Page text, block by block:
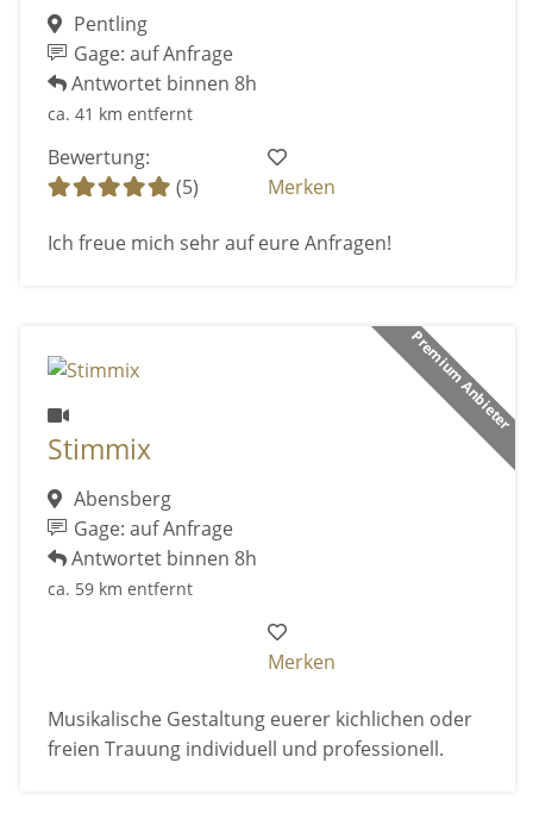
Pentling
Gage: auf Anfrage
Antwortet binnen 8h
ca. 41 km entfernt
Bewertung:
(5)
Merken
Ich freue mich sehr auf eure Anfragen!
Premium Anbieter
Stimmix
Abensberg
Gage: auf Anfrage
Antwortet binnen 8h
ca. 59 km entfernt
Merken
Musikalische Gestaltung euerer kichlichen oder
freien Trauung individuell und professionell.